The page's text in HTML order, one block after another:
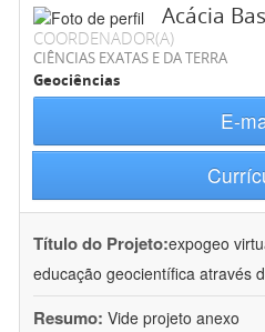
Acácia
COORDENADOR(A)
CIÊNCIAS EXATAS E DA TERRA
Geociências
E-
Título do Projeto:expogeo
educação geocientífica através
Resumo: Vide projeto anexo